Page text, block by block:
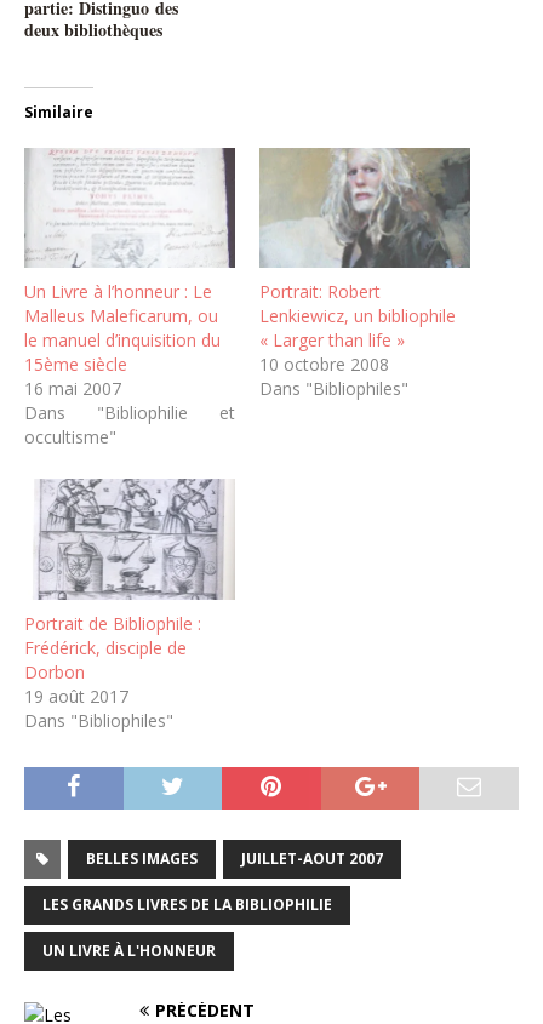
partie: Distinguo des
deux bibliothèques
Similaire
Un Livre à l’honneur : Le
Malleus Maleficarum, ou
le manuel d’inquisition du
15ème siècle
16 mai 2007
Dans "Bibliophilie et
occultisme"
Portrait: Robert
Lenkiewicz, un bibliophile
« Larger than life »
10 octobre 2008
Dans "Bibliophiles"
Portrait de Bibliophile :
Frédérick, disciple de
Dorbon
19 août 2017
Dans "Bibliophiles"
BELLES IMAGES JUILLET-AOUT 2007
LES GRANDS LIVRES DE LA BIBLIOPHILIE
UN LIVRE À L'HONNEUR
PRÉCÉDENT